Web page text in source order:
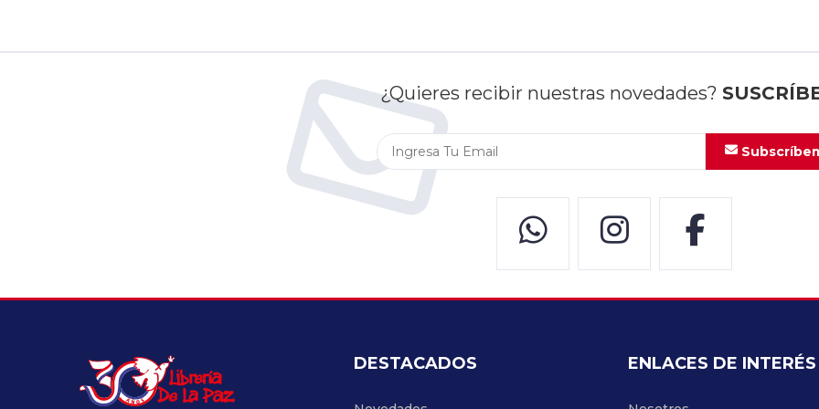
¿Quieres recibir nuestras novedades?
DESTACADOS ENLACES DE INTERÉS